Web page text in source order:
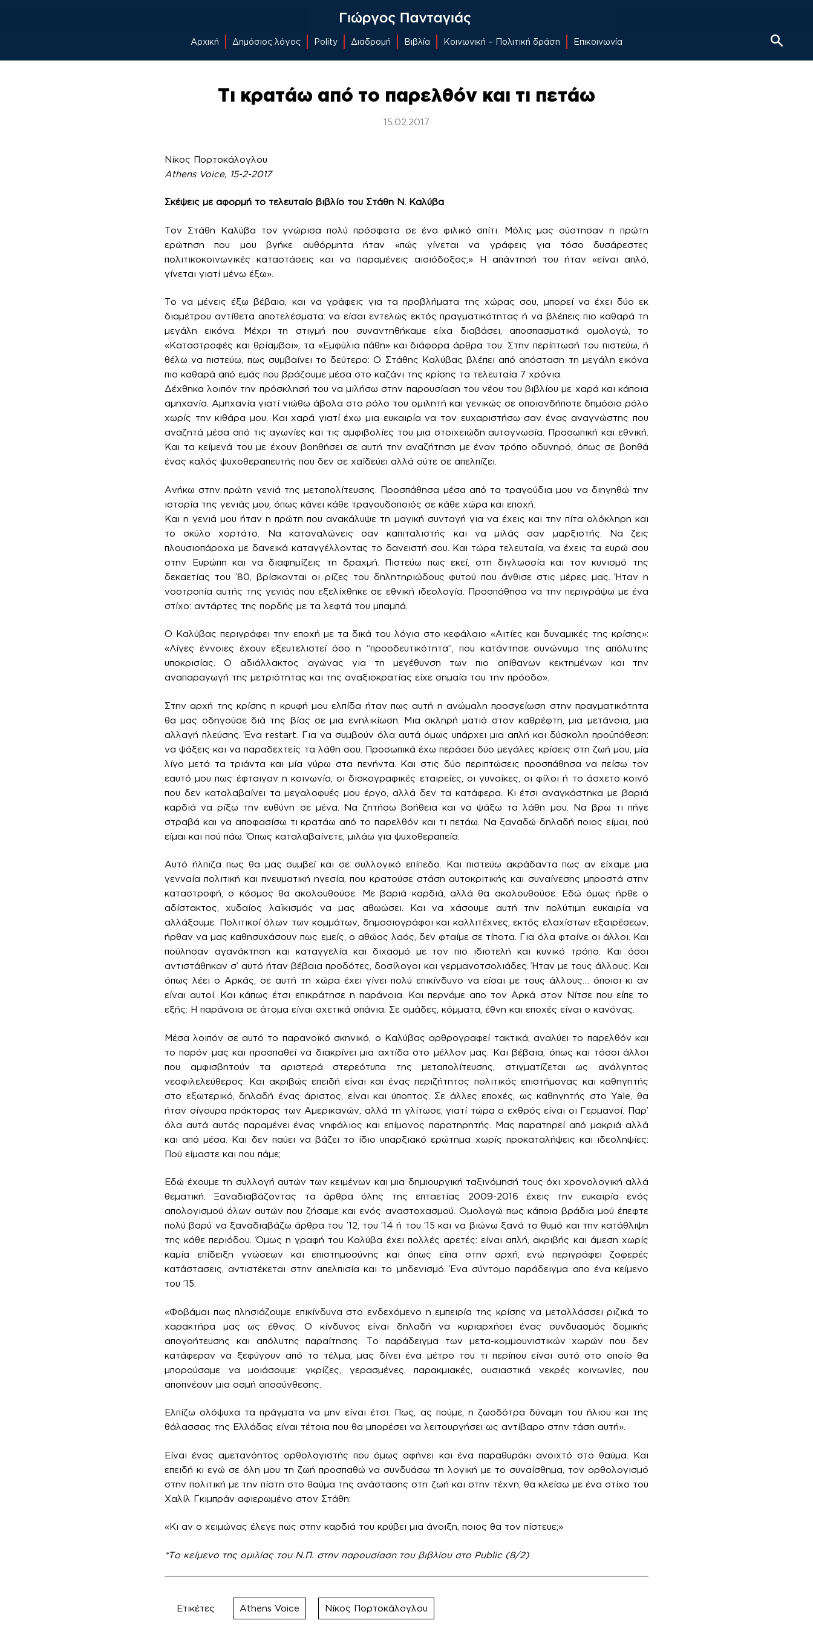
Αρχική Δημόσιος λόγος Polity Διαδρομή Βιβλία Κοινωνική – Πολιτική δράση Επικοινωνία
Tι κρατάω από το παρελθόν και τι πετάω
15.02.2017
Νίκος Πορτοκάλογλου
Athens Voice, 15-2-2017
Σκέψεις με αφορμή το τελευταίο βιβλίο του Στάθη Ν. Καλύβα
Τον Στάθη Καλύβα τον γνώρισα πολύ πρόσφατα σε ένα φιλικό σπίτι. Μόλις μας σύστησαν η πρώτη
ερώτηση που μου βγήκε αυθόρμητα ήταν «πώς γίνεται να γράφεις για τόσο δυσάρεστες
πολιτικοκοινωνικές καταστάσεις και να παραμένεις αισιόδοξος;» Η απάντησή του ήταν «είναι απλό,
γίνεται γιατί μένω έξω».
Το να μένεις έξω βέβαια, και να γράφεις για τα προβλήματα της χώρας σου, μπορεί να έχει δύο εκ
διαμέτρου αντίθετα αποτελέσματα: να είσαι εντελώς εκτός πραγματικότητας ή να βλέπεις πιο καθαρά τη
μεγάλη εικόνα. Μέχρι τη στιγμή που συναντηθήκαμε είχα διαβάσει, αποσπασματικά ομολογώ, το
«Καταστροφές και θρίαμβοι», τα «Εμφύλια πάθη» και διάφορα άρθρα του. Στην περίπτωσή του πιστεύω, ή
θέλω να πιστεύω, πως συμβαίνει το δεύτερο: Ο Στάθης Καλύβας βλέπει από απόσταση τη μεγάλη εικόνα
πιο καθαρά από εμάς που βράζουμε μέσα στο καζάνι της κρίσης τα τελευταία 7 χρόνια.
Δέχθηκα λοιπόν την πρόσκλησή του να μιλήσω στην παρουσίαση του νέου του βιβλίου με χαρά και κάποια
αμηχανία. Αμηχανία γιατί νιώθω άβολα στο ρόλο του ομιλητή και γενικώς σε οποιονδήποτε δημόσιο ρόλο
χωρίς την κιθάρα μου. Και χαρά γιατί έχω μια ευκαιρία να τον ευχαριστήσω σαν ένας αναγνώστης που
αναζητά μέσα από τις αγωνίες και τις αμφιβολίες του μια στοιχειώδη αυτογνωσία. Προσωπική και εθνική.
Και τα κείμενά του με έχουν βοηθήσει σε αυτή την αναζήτηση με έναν τρόπο οδυνηρό, όπως σε βοηθά
ένας καλός ψυχοθεραπευτής που δεν σε χαϊδεύει αλλά ούτε σε απελπίζει.
Ανήκω στην πρώτη γενιά της μεταπολίτευσης. Προσπάθησα μέσα από τα τραγούδια μου να διηγηθώ την
ιστορία της γενιάς μου, όπως κάνει κάθε τραγουδοποιός σε κάθε χώρα και εποχή.
Και η γενιά μου ήταν η πρώτη που ανακάλυψε τη μαγική συνταγή για να έχεις και την πίτα ολόκληρη και
το σκύλο χορτάτο. Να καταναλώνεις σαν καπιταλιστής και να μιλάς σαν μαρξιστής. Να ζεις
πλουσιοπάροχα με δανεικά καταγγέλλοντας το δανειστή σου. Και τώρα τελευταία, να έχεις τα ευρώ σου
στην Ευρώπη και να διαφημίζεις τη δραχμή. Πιστεύω πως εκεί, στη διγλωσσία και τον κυνισμό της
δεκαετίας του ’80, βρίσκονται οι ρίζες του δηλητηριώδους φυτού που άνθισε στις μέρες μας. Ήταν η
νοοτροπία αυτής της γενιάς που εξελίχθηκε σε εθνική ιδεολογία. Προσπάθησα να την περιγράψω με ένα
στίχο: αντάρτες της πορδής με τα λεφτά του μπαμπά.
Ο Καλύβας περιγράφει την εποχή με τα δικά του λόγια στο κεφάλαιο «Αιτίες και δυναμικές της κρίσης»:
«Λίγες έννοιες έχουν εξευτελιστεί όσο η “προοδευτικότητα”, που κατάντησε συνώνυμο της απόλυτης
υποκρισίας. Ο αδιάλλακτος αγώνας για τη μεγέθυνση των πιο απίθανων κεκτημένων και την
αναπαραγωγή της μετριότητας και της αναξιοκρατίας είχε σημαία του την πρόοδο».
Στην αρχή της κρίσης η κρυφή μου ελπίδα ήταν πως αυτή η ανώμαλη προσγείωση στην πραγματικότητα
θα μας οδηγούσε διά της βίας σε μια ενηλικίωση. Μια σκληρή ματιά στον καθρέφτη, μια μετάνοια, μια
αλλαγή πλεύσης. Ένα restart. Για να συμβούν όλα αυτά όμως υπάρχει μια απλή και δύσκολη προϋπόθεση:
να ψάξεις και να παραδεχτείς τα λάθη σου. Προσωπικά έχω περάσει δύο μεγάλες κρίσεις στη ζωή μου, μία
λίγο μετά τα τριάντα και μία γύρω στα πενήντα. Και στις δύο περιπτώσεις προσπάθησα να πείσω τον
εαυτό μου πως έφταιγαν η κοινωνία, οι δισκογραφικές εταιρείες, οι γυναίκες, οι φίλοι ή το άσχετο κοινό
που δεν καταλαβαίνει τα μεγαλοφυές μου έργο, αλλά δεν τα κατάφερα. Κι έτσι αναγκάστηκα με βαριά
καρδιά να ρίξω την ευθύνη σε μένα. Να ζητήσω βοήθεια και να ψάξω τα λάθη μου. Να βρω τι πήγε
στραβά και να αποφασίσω τι κρατάω από το παρελθόν και τι πετάω. Να ξαναδώ δηλαδή ποιος είμαι, πού
είμαι και πού πάω. Όπως καταλαβαίνετε, μιλάω για ψυχοθεραπεία.
Αυτό ήλπιζα πως θα μας συμβεί και σε συλλογικό επίπεδο. Και πιστεύω ακράδαντα πως αν είχαμε μια
γενναία πολιτική και πνευματική ηγεσία, που κρατούσε στάση αυτοκριτικής και συναίνεσης μπροστά στην
καταστροφή, ο κόσμος θα ακολουθούσε. Με βαριά καρδιά, αλλά θα ακολουθούσε. Εδώ όμως ήρθε ο
αδίστακτος, χυδαίος λαϊκισμός να μας αθωώσει. Και να χάσουμε αυτή την πολύτιμη ευκαιρία να
αλλάξουμε. Πολιτικοί όλων των κομμάτων, δημοσιογράφοι και καλλιτέχνες, εκτός ελαχίστων εξαιρέσεων,
ήρθαν να μας καθησυχάσουν πως εμείς, ο αθώος λαός, δεν φταίμε σε τίποτα. Για όλα φταίνε οι άλλοι. Και
πούλησαν αγανάκτηση και καταγγελία και διχασμό με τον πιο ιδιοτελή και κυνικό τρόπο. Και όσοι
αντιστάθηκαν σ’ αυτό ήταν βέβαια προδότες, δοσίλογοι και γερμανοτσολιάδες. Ήταν με τους άλλους. Και
όπως λέει ο Αρκάς, σε αυτή τη χώρα έχει γίνει πολύ επικίνδυνο να είσαι με τους άλλους… όποιοι κι αν
είναι αυτοί. Και κάπως έτσι επικράτησε η παράνοια. Και περνάμε απο τον Αρκά στον Νίτσε που είπε το
εξής: Η παράνοια σε άτομα είναι σχετικά σπάνια. Σε ομάδες, κόμματα, έθνη και εποχές είναι ο κανόνας.
Μέσα λοιπόν σε αυτό το παρανοϊκό σκηνικό, ο Καλύβας αρθρογραφεί τακτικά, αναλύει το παρελθόν και
το παρόν μας και προσπαθεί να διακρίνει μια αχτίδα στο μέλλον μας. Και βέβαια, όπως και τόσοι άλλοι
που αμφισβητούν τα αριστερά στερεότυπα της μεταπολίτευσης, στιγματίζεται ως ανάλγητος
νεοφιλελεύθερος. Και ακριβώς επειδή είναι και ένας περιζήτητος πολιτικός επιστήμονας και καθηγητής
στο εξωτερικό, δηλαδή ένας άριστος, είναι και ύποπτος. Σε άλλες εποχές, ως καθηγητής στο Yale, θα
ήταν σίγουρα πράκτορας των Αμερικανών, αλλά τη γλίτωσε, γιατί τώρα ο εχθρός είναι οι Γερμανοί. Παρ’
όλα αυτά αυτός παραμένει ένας νηφάλιος και επίμονος παρατηρητής. Μας παρατηρεί από μακριά αλλά
και από μέσα. Και δεν παύει να βάζει το ίδιο υπαρξιακό ερώτημα χωρίς προκαταλήψεις και ιδεοληψίες:
Πού είμαστε και που πάμε;
Εδώ έχουμε τη συλλογή αυτών των κειμένων και μια δημιουργική ταξινόμησή τους όχι χρονολογική αλλά
θεματική. Ξαναδιαβάζοντας τα άρθρα όλης της επταετίας 2009-2016 έχεις την ευκαιρία ενός
απολογισμού όλων αυτών που ζήσαμε και ενός αναστοχασμού. Ομολογώ πως κάποια βράδια μού έπεφτε
πολύ βαρύ να ξαναδιαβάζω άρθρα του ’12, του ’14 ή του ’15 και να βιώνω ξανά το θυμό και την κατάθλιψη
της κάθε περιόδου. Όμως η γραφή του Καλύβα έχει πολλές αρετές: είναι απλή, ακριβής και άμεση χωρίς
καμία επίδειξη γνώσεων και επιστημοσύνης και όπως είπα στην αρχή, ενώ περιγράφει ζοφερές
κατάστασεις, αντιστέκεται στην απελπισία και το μηδενισμό. Ένα σύντομο παράδειγμα απο ένα κείμενο
του ’15:
«Φοβάμαι πως πλησιάζουμε επικίνδυνα στο ενδεχόμενο η εμπειρία της κρίσης να μεταλλάσσει ριζικά το
χαρακτήρα μας ως έθνος. Ο κίνδυνος είναι δηλαδή να κυριαρχήσει ένας συνδυασμός δομικής
απογοήτευσης και απόλυτης παραίτησης. Το παράδειγμα των μετα-κομμουνιστικών χωρών που δεν
κατάφεραν να ξεφύγουν από το τέλμα, μας δίνει ένα μέτρο του τι περίπου είναι αυτό στο οποίο θα
μπορούσαμε να μοιάσουμε: γκρίζες, γερασμένες, παρακμιακές, ουσιαστικά νεκρές κοινωνίες, που
αποπνέουν μια οσμή αποσύνθεσης.
Ελπίζω ολόψυχα τα πράγματα να μην είναι έτσι. Πως, ας πούμε, η ζωοδότρα δύναμη του ήλιου και της
θάλασσας της Ελλάδας είναι τέτοια που θα μπορέσει να λειτουργήσει ως αντίβαρο στην τάση αυτή».
Είναι ένας αμετανόητος ορθολογιστής που όμως αφήνει και ένα παραθυράκι ανοιχτό στο θαύμα. Και
επειδή κι εγώ σε όλη μου τη ζωή προσπαθώ να συνδυάσω τη λογική με το συναίσθημα, τον ορθολογισμό
στην πολιτική με την πίστη στο θαύμα της ανάστασης στη ζωή και στην τέχνη, θα κλείσω με ένα στίχο του
Χαλίλ Γκιμπράν αφιερωμένο στον Στάθη:
«Κι αν ο χειμώνας έλεγε πως στην καρδιά του κρύβει μια άνοιξη, ποιος θα τον πίστευε;»
*Το κείμενο της ομιλίας του Ν.Π. στην παρουσίαση του βιβλίου στο Public (8/2)
Ετικέτες Athens Voice Νίκος Πορτοκάλογλου